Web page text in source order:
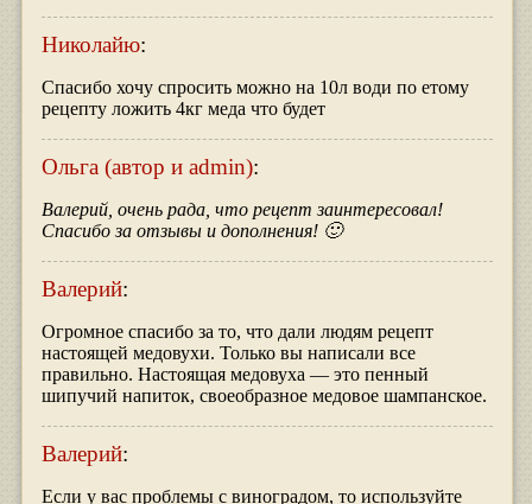
Николайю:
Спасибо хочу спросить можно на 10л води по етому
рецепту ложить 4кг меда что будет
Ольга (автор и admin):
Валерий, очень рада, что рецепт заинтересовал!
Спасибо за отзывы и дополнения! 🙂
Валерий:
Огромное спасибо за то, что дали людям рецепт
настоящей медовухи. Только вы написали все
правильно. Настоящая медовуха — это пенный
шипучий напиток, своеобразное медовое шампанское.
Валерий:
Если у вас проблемы с виноградом, то используйте